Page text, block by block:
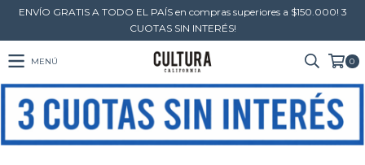
ENVÍO GRATIS A TODO EL PAÍS en compras superiores a $150.000! 3
CUOTAS SIN INTERÉS!
MENÚ 0